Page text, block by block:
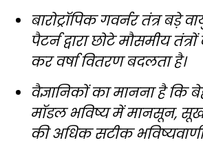
बारोट्रॉपिक गवर्नर तंत्र बड़े
पैटर्न द्वारा छोटे मौसमीय
कर वर्षा वितरण बदलता है।
वैज्ञानिकों का मानना है कि
मॉडल भविष्य में मानसून,
की अधिक सटीक